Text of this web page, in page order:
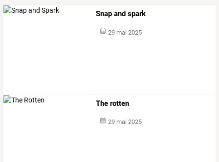
Snap and spark
29 mai 2025
The rotten
29 mai 2025